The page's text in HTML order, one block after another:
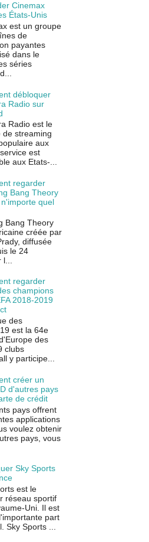
Cinemax
États-Unis
est un groupe
de
payantes
dans le
séries
débloquer
Radio sur
Radio est le
de streaming
aux
est
aux Etats-...
regarder
Bang Theory
quel
Bang Theory
créée par
diffusée
le 24
regarder
champions
2018-2019
des
est la 64e
des
clubs
y participe...
créer un
d'autres pays
de crédit
pays offrent
applications
voulez obtenir
pays, vous
Sky Sports
est le
réseau sportif
Uni. Il est
part
Sky Sports ...